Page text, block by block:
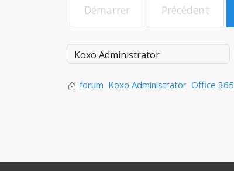
Démarrer Précédent
forum Koxo Administrator Office 365